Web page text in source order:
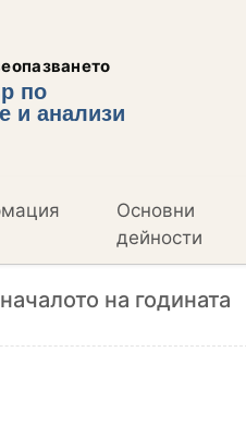
по
и анализи
Основни
дейности
на годината